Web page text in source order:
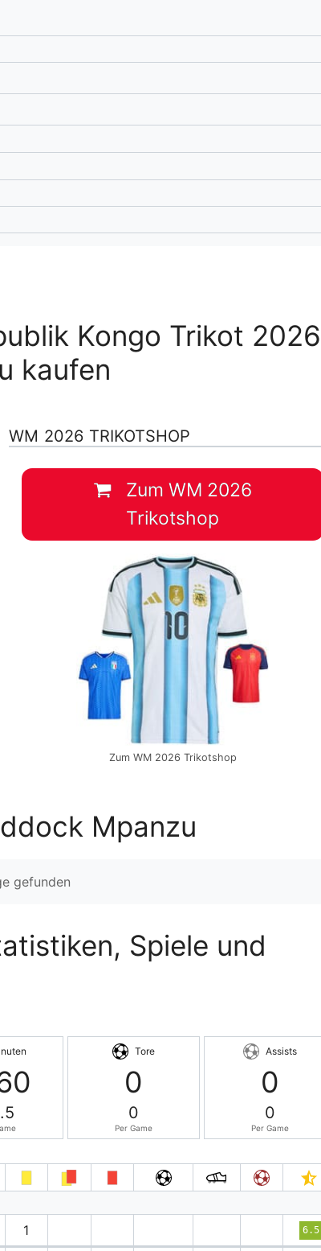
ausfüllen
Kongo Trikot 2026
kaufen
WM 2026 TRIKOTSHOP
Zum WM 2026
Trikotshop
Zum WM 2026 Trikotshop
Mpanzu
gefunden
Spiele und
Tore
0
0
Per Game
Assists
0
0
Per Game
1 6.5